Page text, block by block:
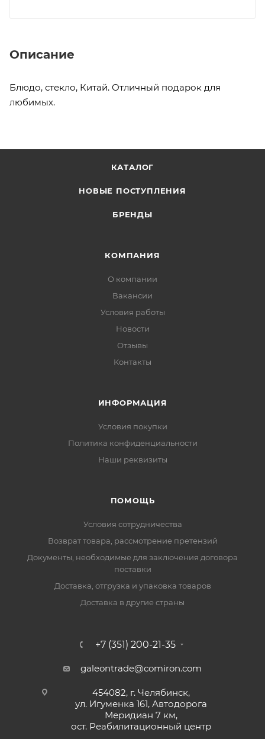
Описание
Блюдо, стекло, Китай. Отличный подарок для
любимых.
КАТАЛОГ
НОВЫЕ ПОСТУПЛЕНИЯ
БРЕНДЫ
КОМПАНИЯ
О компании
Вакансии
Условия работы
Новости
Отзывы
Контакты
ИНФОРМАЦИЯ
Условия покупки
Политика конфиденциальности
Наши реквизиты
ПОМОЩЬ
Условия сотрудничества
Возврат товара, рассмотрение претензий
Документы, необходимые для заключения договора
поставки
Доставка, отгрузка и упаковка товаров
Доставка в другие страны
+7 (351) 200-21-35
galeontrade@comiron.com
454082, г. Челябинск,
ул. Игуменка 161, Автодорога
Меридиан 7 км,
ост. Реабилитационный центр